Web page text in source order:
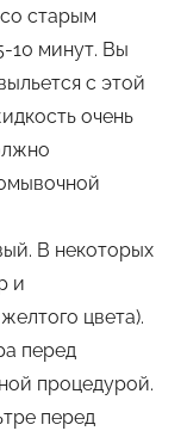
старым
10 минут. Вы
с этой
очень
В некоторых
и
цвета).
перед
процедурой.
перед